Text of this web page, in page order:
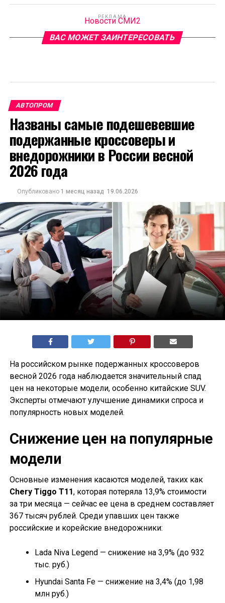
РЕКЛАМА
Новости СМИ2
ВАС МОЖЕТ ЗАИНТЕРЕСОВАТЬ
АВТОПРОМ
Названы самые подешевевшие
подержанные кроссоверы и
внедорожники в России весной
2026 года
Опубликовано 1 месяц назад 19.06.2026
На российском рынке подержанных кроссоверов
весной 2026 года наблюдается значительный спад
цен на некоторые модели, особенно китайские SUV.
Эксперты отмечают улучшение динамики спроса и
популярность новых моделей.
Снижение цен на популярные
модели
Основные изменения касаются моделей, таких как
Chery Tiggo T11, которая потеряла 13,9% стоимости
за три месяца — сейчас ее цена в среднем составляет
367 тысяч рублей. Среди упавших цен также
российские и корейские внедорожники:
Lada Niva Legend — снижение на 3,9% (до 932
тыс. руб.)
Hyundai Santa Fe — снижение на 3,4% (до 1,98
млн руб.)